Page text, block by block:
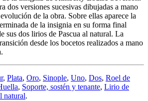
dos versiones sucesivas dibujadas a mano
de la obra. Sobre ellas aparece la
de la insignia en su forma final
sus dos lirios de Pascua al natural. La
desde los bocetos realizados a mano
, Plata, Oro, Sinople, Uno, Dos, Roel de
, Soporte, sostén y tenante, Lirio de
natural.